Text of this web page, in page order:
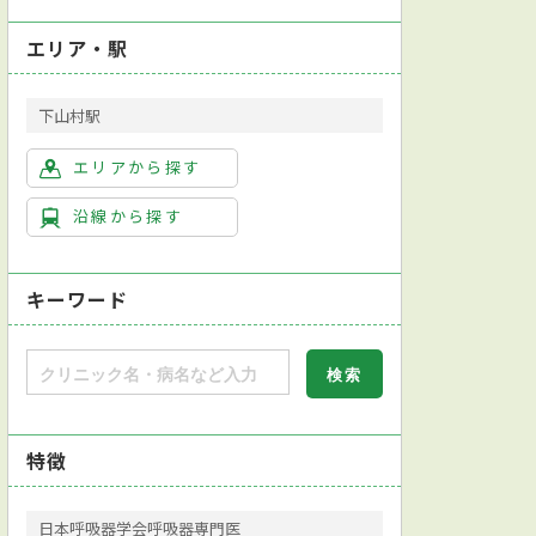
エリア・駅
下山村駅
エリアから探す
沿線から探す
キーワード
特徴
日本呼吸器学会呼吸器専門医